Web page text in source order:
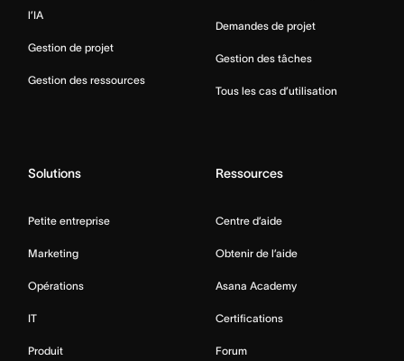
l’IA
Gestion de projet
Gestion des ressources
Demandes de projet
Gestion des tâches
Tous les cas d’utilisation
Solutions
Petite entreprise
Marketing
Opérations
IT
Produit
Ressources
Centre d’aide
Obtenir de l’aide
Asana Academy
Certifications
Forum